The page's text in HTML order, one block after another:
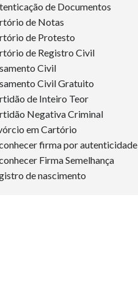
de Documentos
de Notas
de Protesto
de Registro Civil
Civil
Civil Gratuito
de Inteiro Teor
Negativa Criminal
em Cartório
firma por autenticidade
Firma Semelhança
de nascimento